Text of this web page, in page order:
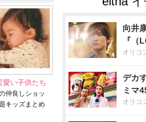
愛い子供たち
仲良しショッ
キッズまとめ
向井
『（
オリコ
デカ
ミマ
オリコ